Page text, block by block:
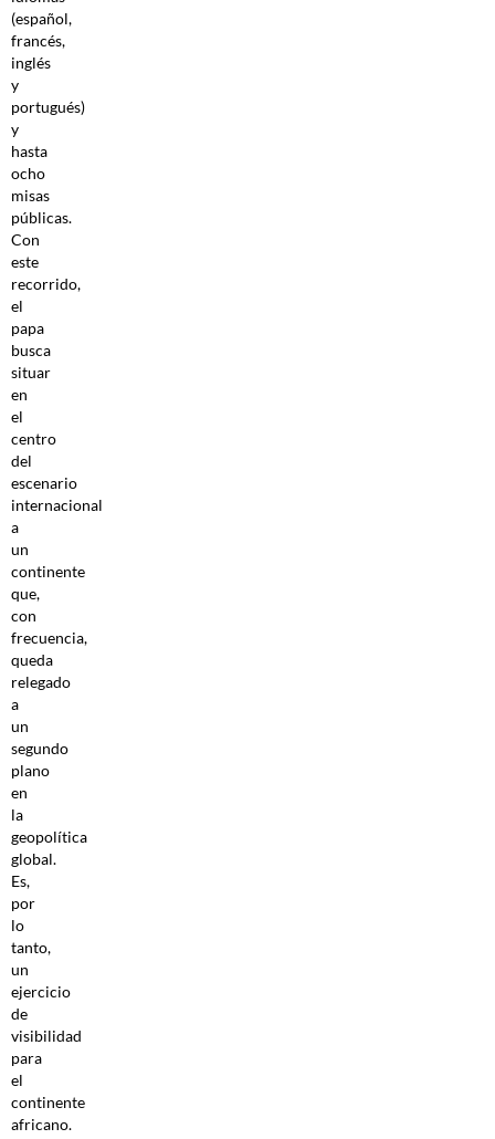
(español,
francés,
inglés
y
portugués)
y
hasta
ocho
misas
públicas.
Con
este
recorrido,
el
papa
busca
situar
en
el
centro
del
escenario
internacional
a
un
continente
que,
con
frecuencia,
queda
relegado
a
un
segundo
plano
en
la
geopolítica
global.
Es,
por
lo
tanto,
un
ejercicio
de
visibilidad
para
el
continente
africano.